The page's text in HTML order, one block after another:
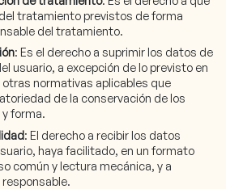
tratamiento previstos de forma
del tratamiento.
: Es el derecho a suprimir los datos de
usuario, a excepción de lo previsto en
otras normativas aplicables que
de la conservación de los
forma.
: El derecho a recibir los datos
haya facilitado, en un formato
común y lectura mecánica, y a